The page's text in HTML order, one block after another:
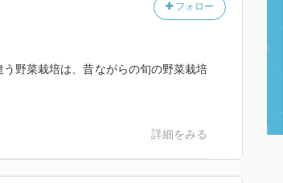
フォロー
野菜栽培は、昔ながらの旬の野菜栽培
詳細をみる